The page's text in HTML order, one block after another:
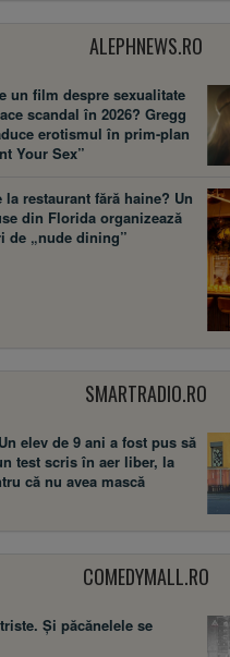
ALEPHNEWS.RO
un film despre sexualitate
scandal în 2026? Gregg
erotismul în prim-plan
Your Sex”
la restaurant fără haine? Un
din Florida organizează
de „nude dining”
SMARTRADIO.RO
elev de 9 ani a fost pus să
test scris în aer liber, la
că nu avea mască
COMEDYMALL.RO
Şi păcănelele se